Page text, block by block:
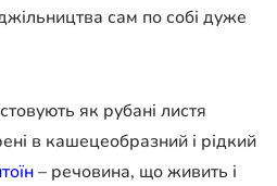
сам по собі дуже
як рубані листя
в кашецеобразний і рідкий
– речовина, що живить і